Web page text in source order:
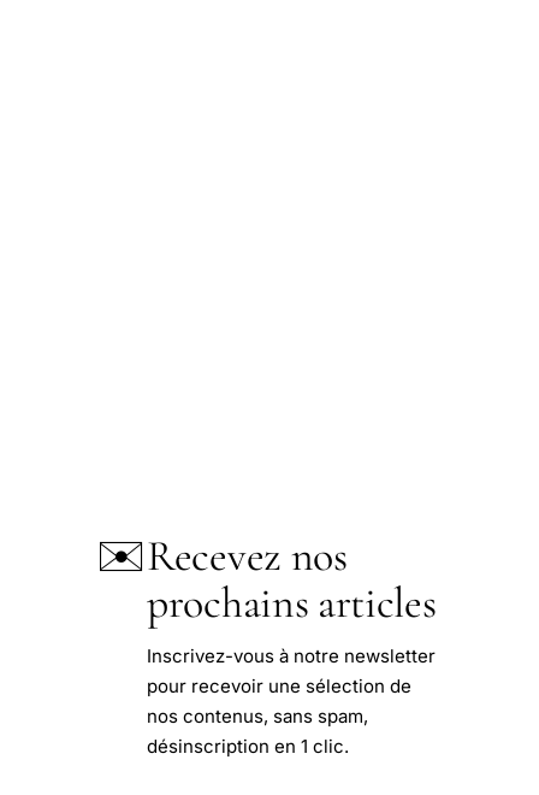
✉️Recevez nos
prochains articles
Inscrivez-vous à notre newsletter
pour recevoir une sélection de
nos contenus, sans spam,
désinscription en 1 clic.